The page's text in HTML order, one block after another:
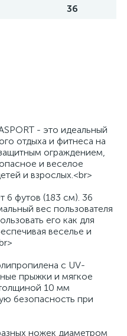
36
- это идеальный
отдыха и фитнеса на
ограждением,
и веселое
и взрослых.<br>
6 футов (183 см). 36
вес пользователя
его как для
веселье и
с UV-
прыжки и мягкое
10 мм
безопасность при
ножек диаметром